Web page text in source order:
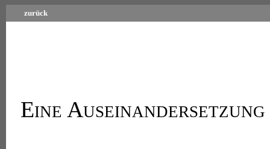
zurück
Eine